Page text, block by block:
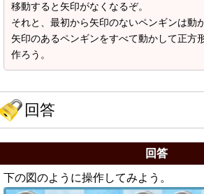
移動すると矢印がなくなるぞ。
それと、最初から矢印のないペンギンは動
矢印のあるペンギンをすべて動かして正方
作ろう。
回答
回答
下の図のように操作してみよう。